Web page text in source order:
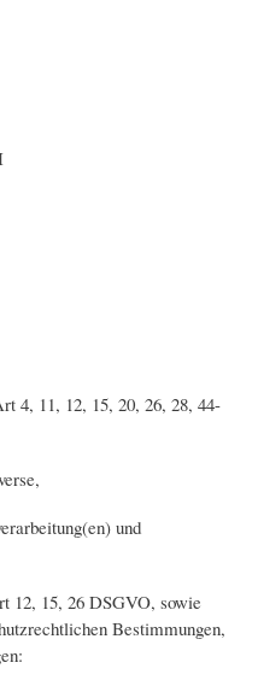
4, 11, 12, 15, 20, 26, 28, 44-
und
12, 15, 26 DSGVO, sowie
Bestimmungen,